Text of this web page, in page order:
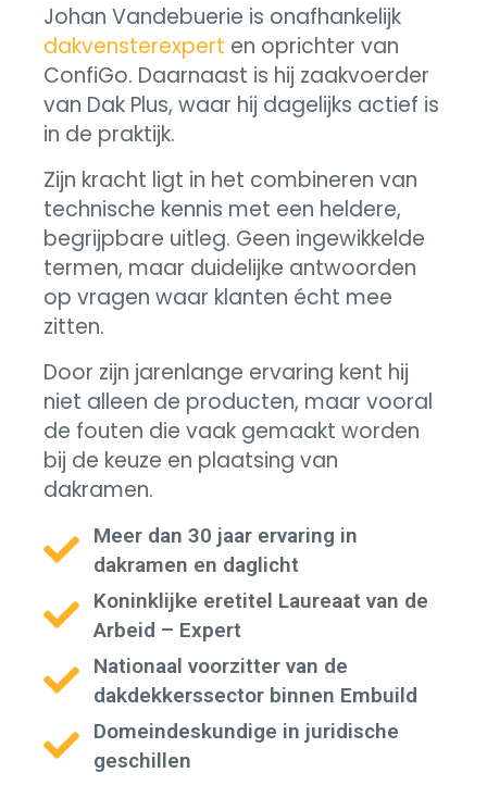
Johan Vandebuerie is onafhankelijk
dakvensterexpert en oprichter van
ConfiGo. Daarnaast is hij zaakvoerder
van Dak Plus, waar hij dagelijks actief is
in de praktijk.
Zijn kracht ligt in het combineren van
technische kennis met een heldere,
begrijpbare uitleg. Geen ingewikkelde
termen, maar duidelijke antwoorden
op vragen waar klanten écht mee
zitten.
Door zijn jarenlange ervaring kent hij
niet alleen de producten, maar vooral
de fouten die vaak gemaakt worden
bij de keuze en plaatsing van
dakramen.
Meer dan 30 jaar ervaring in
dakramen en daglicht
Koninklijke eretitel Laureaat van de
Arbeid – Expert
Nationaal voorzitter van de
dakdekkerssector binnen Embuild
Domeindeskundige in juridische
geschillen